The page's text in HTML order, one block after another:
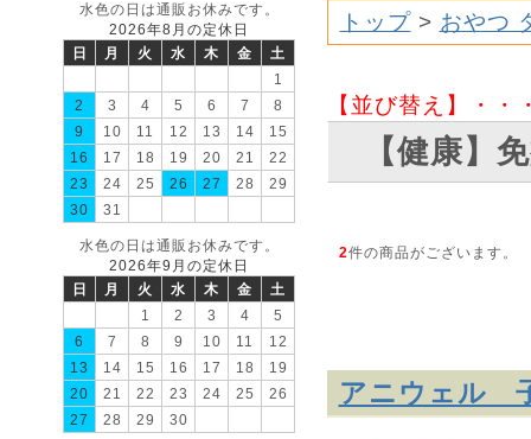
水色の日は通販お休みです。
2026年8月の定休日
日
月 火 水 木 金
土
1
2
3 4 5 6 7
8
9
10 11 12 13 14
15
16
17 18 19 20 21
22
23
24 25 26 27 28
29
30
31
水色の日は通販お休みです。
2026年9月の定休日
日
月 火 水 木 金
土
1
2 3 4
5
6
7 8 9 10 11
12
13
14 15 16 17 18
19
20
21 22 23 24 25
26
27
28 29 30
トップ> おやつ
【並び替え】・・
【健康】
2件の商品がございます。
アニウェル